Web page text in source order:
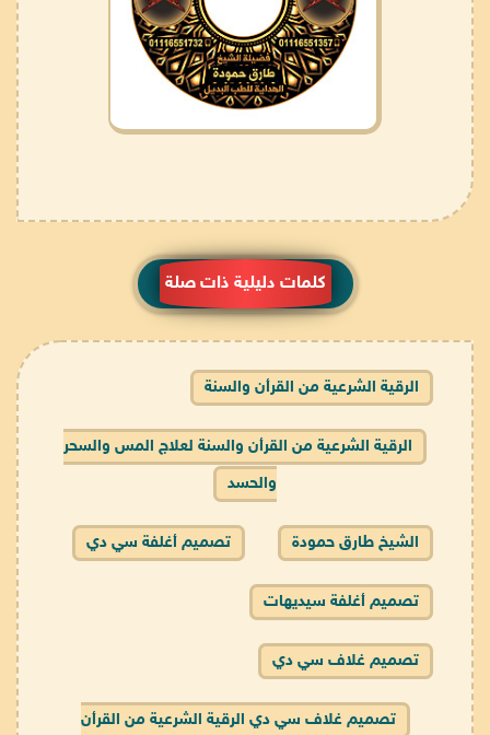
كلمات دليلية ذات صلة
الرقية الشرعية من القرأن والسنة
الرقية الشرعية من القرأن والسنة لعلاج المس والسحر
والحسد
الشيخ طارق حمودة تصميم أغلفة سي دي
تصميم أغلفة سيديهات
تصميم غلاف سي دي
تصميم غلاف سي دي الرقية الشرعية من القرأن